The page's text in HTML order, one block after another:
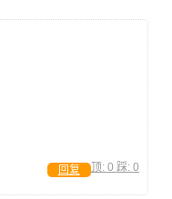
顶: 0 踩: 0
回复